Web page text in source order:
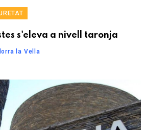
s'eleva a nivell taronja
la Vella